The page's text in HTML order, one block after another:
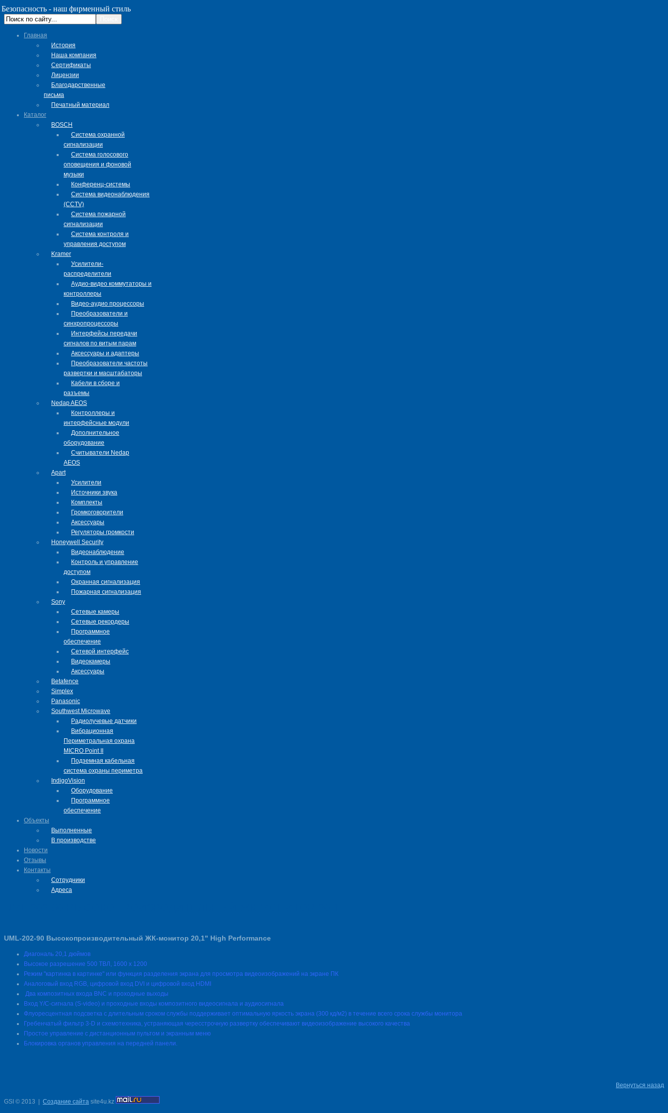
Безопасность - наш фирменный стиль
Главная
История
Наша компания
Сертификаты
Лицензии
Благодарственные
письма
Печатный материал
Каталог
BOSCH
Система охранной
сигнализации
Система голосового
оповещения и фоновой
музыки
Конференц-системы
Система видеонаблюдения
(CCTV)
Система пожарной
сигнализации
Система контроля и
управления доступом
Kramer
Усилители-
распределители
Аудио-видео коммутаторы и
контроллеры
Видео-аудио процессоры
Преобразователи и
синхропроцессоры
Интерфейсы передачи
сигналов по витым парам
Аксессуары и адаптеры
Преобразователи частоты
развертки и масштабаторы
Кабели в сборе и
разъемы
Nedap AEOS
Контроллеры и
интерфейсные модули
Дополнительное
оборудование
Cчитыватели Nedap
AEOS
Apart
Усилители
Источники звука
Комплекты
Громкоговорители
Аксессуары
Регуляторы громкости
Honeywell Security
Видеонаблюдение
Контроль и управление
доступом
Охранная сигнализация
Пожарная сигнализация
Sony
Сетевые камеры
Сетевые рекордеры
Программное
обеспечение
Сетевой интерфейс
Видеокамеры
Аксессуары
Betafence
Simplex
Panasonic
Southwest Microwave
Радиолучевые датчики
Вибрационная
Периметральная охрана
MICRO Point II
Подземная кабельная
система охраны периметра
IndigoVision
Оборудование
Программное
обеспечение
Объекты
Выполненные
В производстве
Новости
Отзывы
Контакты
Сотрудники
Адреса
UML-202-90 Высокопроизводительный ЖК-монитор 20,1" High Performance
Диагональ 20,1 дюймов
Высокое разрешение 500 ТВЛ, 1600 x 1200
Режим "картинка в картинке" или функция разделения экрана для просмотра видеоизображений на экране ПК
Аналоговый вход RGB, цифровой вход DVI и цифровой вход HDMI
Два композитных входа BNC и проходные выходы
Вход Y/C-сигнала (S-video) и проходные входы композитного видеосигнала и аудиосигнала
Флуоресцентная подсветка с длительным сроком службы поддерживает оптимальную яркость экрана (300 кд/м2) в течение всего срока службы монитора
Гребенчатый фильтр 3-D и схемотехника, устраняющая чересстрочную развертку обеспечивают видеоизображение высокого качества
Простое управление с дистанционным пультом и экранным меню
Блокировка органов управления на передней панели.
Вернуться назад
GSI © 2013 Создание сайта site4u.kz